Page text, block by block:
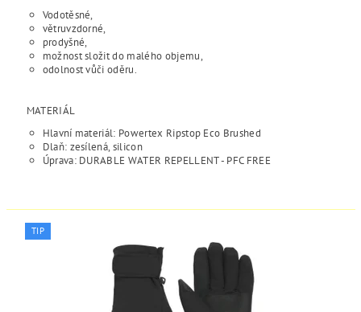
Vodotěsné,
větruvzdorné,
prodyšné,
možnost složit do malého objemu,
odolnost vůči oděru.
MATERIÁL
Hlavní materiál: Powertex Ripstop Eco Brushed
Dlaň: zesílená, silicon
Úprava: DURABLE WATER REPELLENT - PFC FREE
TIP